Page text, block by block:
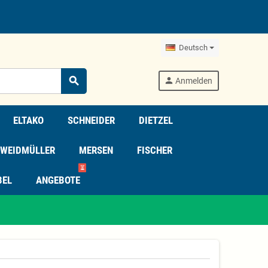
Deutsch
search person Anmelden
ELTAKO SCHNEIDER DIETZEL
WEIDMÜLLER MERSEN FISCHER
ANGEBOTE
⏳